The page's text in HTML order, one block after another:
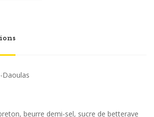
Daoulas
beurre demi-sel, sucre de betterave